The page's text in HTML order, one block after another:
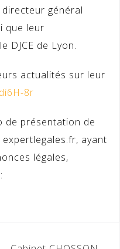
général
que leur
DJCE de Lyon.
actualités sur leur
8r
de présentation de
ayant
légales,